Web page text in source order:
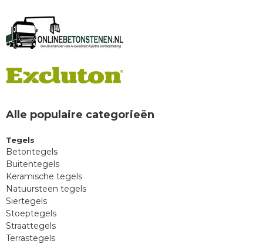
Alle populaire categorieën
Tegels
Betontegels
Buitentegels
Keramische tegels
Natuursteen tegels
Siertegels
Stoeptegels
Straattegels
Terrastegels